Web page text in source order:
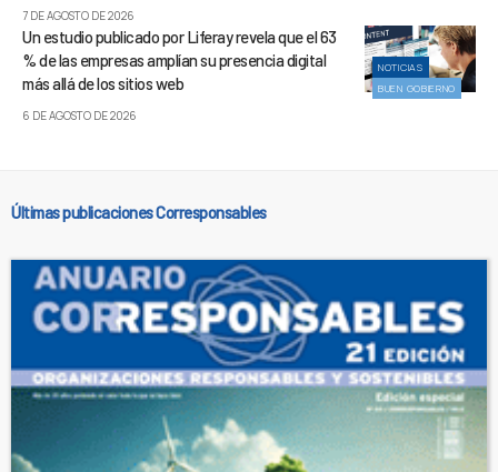
7 DE AGOSTO DE 2026
NOTICIAS
BUEN GOBIERNO
Un estudio publicado por Liferay revela que el 63
% de las empresas amplían su presencia digital
más allá de los sitios web
6 DE AGOSTO DE 2026
Últimas publicaciones Corresponsables